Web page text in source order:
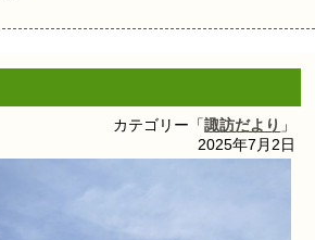
カテゴリー「諏訪だより 」
2025年7月2日